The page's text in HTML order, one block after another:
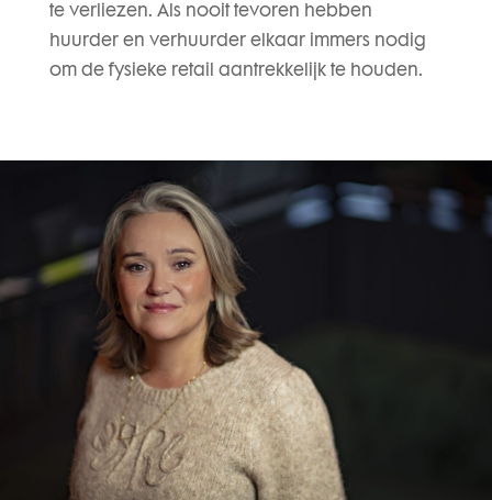
te verliezen. Als nooit tevoren hebben
huurder en verhuurder elkaar immers nodig
om de fysieke retail aantrekkelijk te houden.